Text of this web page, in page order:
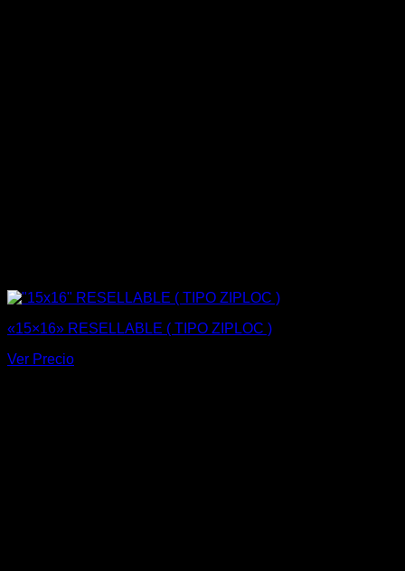
«15×16» RESELLABLE ( TIPO ZIPLOC )
Ver Precio